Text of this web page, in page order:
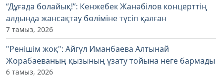
“Дұғада болайық!”: Кенжебек Жанәбілов концерттің
алдында жансақтау бөліміне түсіп қалған
7 тамыз, 2026
"Ренішім жоқ": Айгүл Иманбаева Алтынай
Жорабаеваның қызының ұзату тойына неге бармады
6 тамыз, 2026